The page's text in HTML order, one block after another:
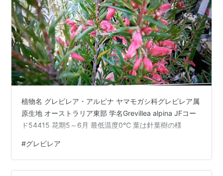
植物名 グレビレア・アルピナ ヤマモガシ科グレビレア属
原生地 オーストラリア東部 学名Grevillea alpina JFコー
ド54415 花期5～6月 最低温度0℃ 葉は針葉樹の様
#グレビレア